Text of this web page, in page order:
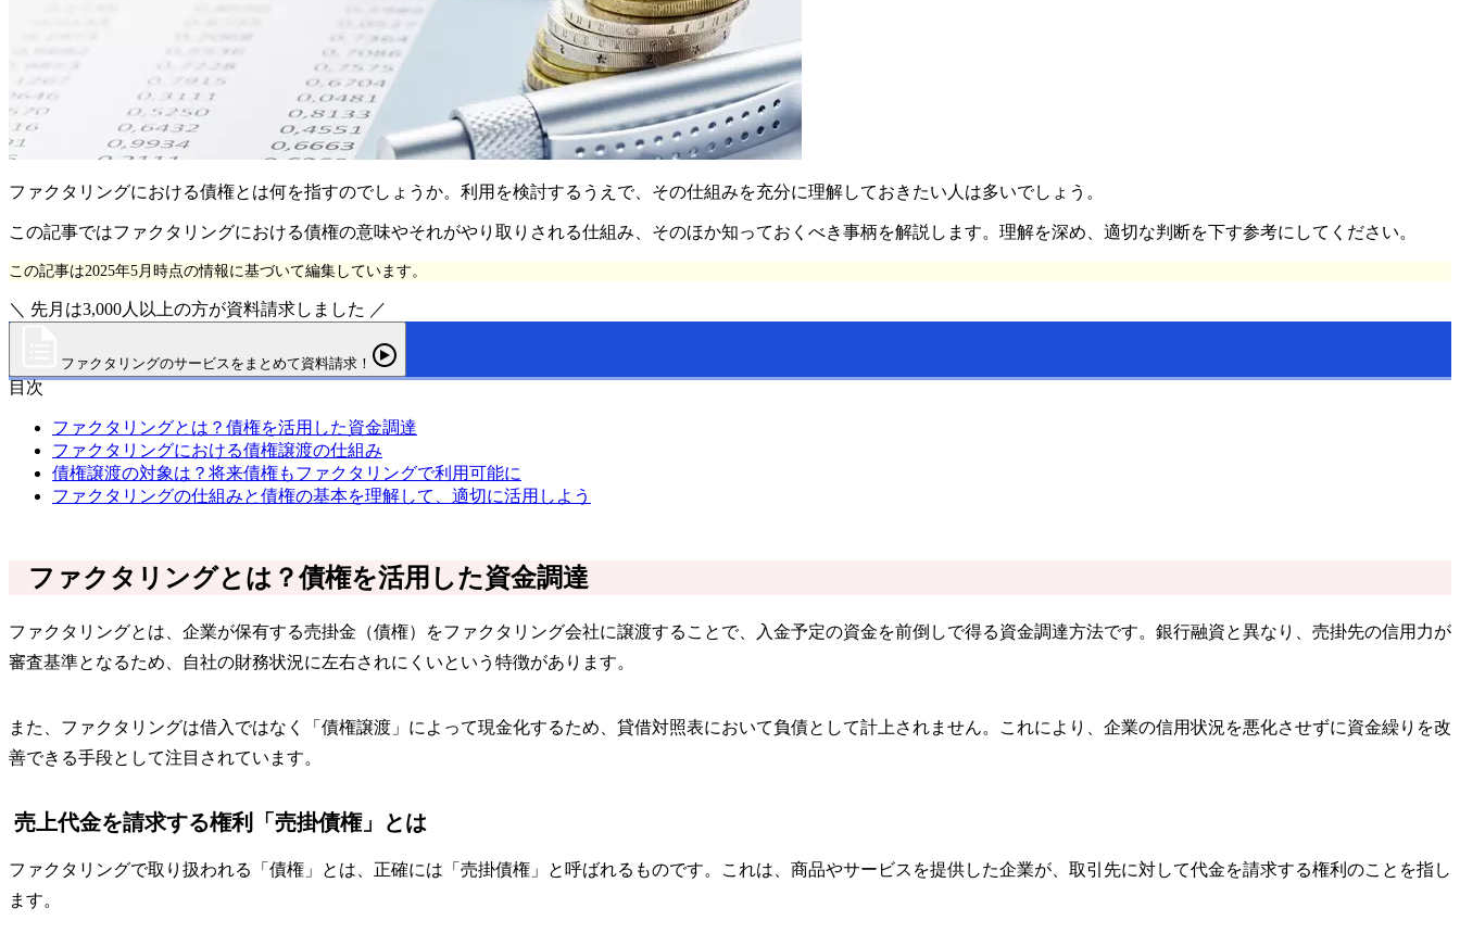
ファクタリングにおける債権とは何を指すのでしょうか。利用を検討するうえで、その仕組みを充分に理解しておきたい人は多いでしょう。
この記事ではファクタリングにおける債権の意味やそれがやり取りされる仕組み、そのほか知っておくべき事柄を解説します。理解を深め、適切な判断を下す参考にしてください。
この記事は2025年5月時点の情報に基づいて編集しています。
＼ 先月は3,000人以上の方が資料請求しました ／
ファクタリングのサービスをまとめて資料請求！
目次
ファクタリングとは？債権を活用した資金調達
ファクタリングにおける債権譲渡の仕組み
債権譲渡の対象は？将来債権もファクタリングで利用可能に
ファクタリングの仕組みと債権の基本を理解して、適切に活用しよう
ファクタリングとは？債権を活用した資金調達
ファクタリングとは、企業が保有する売掛金（債権）をファクタリング会社に譲渡することで、入金予定の資金を前倒しで得る資金調達方法です。銀行融資と異なり、売掛先の信用力が
審査基準となるため、自社の財務状況に左右されにくいという特徴があります。
また、ファクタリングは借入ではなく「債権譲渡」によって現金化するため、貸借対照表において負債として計上されません。これにより、企業の信用状況を悪化させずに資金繰りを改
善できる手段として注目されています。
売上代金を請求する権利「売掛債権」とは
ファクタリングで取り扱われる「債権」とは、正確には「売掛債権」と呼ばれるものです。これは、商品やサービスを提供した企業が、取引先に対して代金を請求する権利のことを指し
ます。